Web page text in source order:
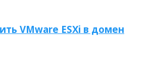
VMware ESXi в домен